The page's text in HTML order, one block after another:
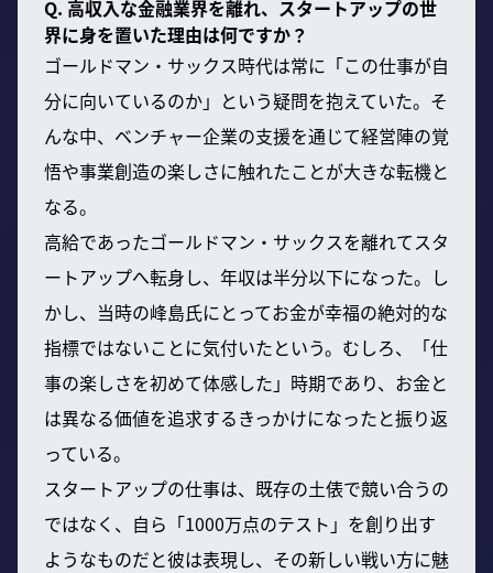
Q. 高収入な金融業界を離れ、スタートアップの世
界に身を置いた理由は何ですか？
ゴールドマン・サックス時代は常に「この仕事が自
分に向いているのか」という疑問を抱えていた。そ
んな中、ベンチャー企業の支援を通じて経営陣の覚
悟や事業創造の楽しさに触れたことが大きな転機と
なる。
高給であったゴールドマン・サックスを離れてスタ
ートアップへ転身し、年収は半分以下になった。し
かし、当時の峰島氏にとってお金が幸福の絶対的な
指標ではないことに気付いたという。むしろ、「仕
事の楽しさを初めて体感した」時期であり、お金と
は異なる価値を追求するきっかけになったと振り返
っている。
スタートアップの仕事は、既存の土俵で競い合うの
ではなく、自ら「1000万点のテスト」を創り出す
ようなものだと彼は表現し、その新しい戦い方に魅